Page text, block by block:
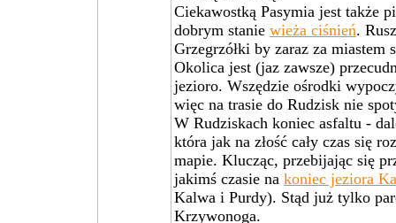
Ciekawostką Pasymia jest także
dobrym stanie wieża ciśnień.
Grzegrzółki by zaraz za
Okolica jest (jaz zawsze)
jezioro. Wszędzie ośrodki
więc na trasie do Rudzisk nie
W Rudziskach koniec asfaltu -
która jak na złość cały czas się
mapie. Klucząc, przebijając się
jakimś czasie na koniec jeziora
Kalwa i Purdy). Stąd już tylko
Krzywonoga.